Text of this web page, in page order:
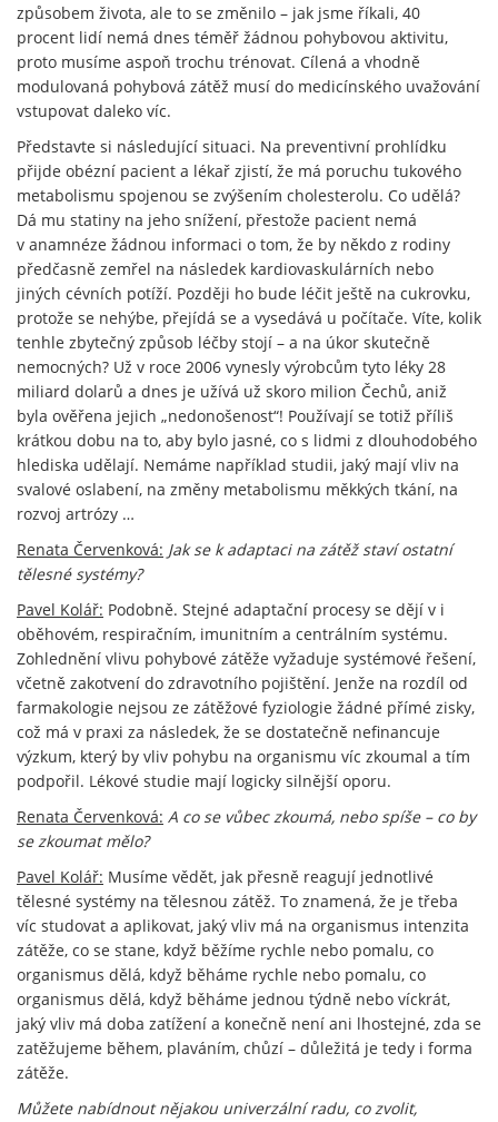
způsobem života, ale to se změnilo – jak jsme říkali, 40
procent lidí nemá dnes téměř žádnou pohybovou aktivitu,
proto musíme aspoň trochu trénovat. Cílená a vhodně
modulovaná pohybová zátěž musí do medicínského uvažování
vstupovat daleko víc.
Představte si následující situaci. Na preventivní prohlídku
přijde obézní pacient a lékař zjistí, že má poruchu tukového
metabolismu spojenou se zvýšením cholesterolu. Co udělá?
Dá mu statiny na jeho snížení, přestože pacient nemá
v anamnéze žádnou informaci o tom, že by někdo z rodiny
předčasně zemřel na následek kardiovaskulárních nebo
jiných cévních potíží. Později ho bude léčit ještě na cukrovku,
protože se nehýbe, přejídá se a vysedává u počítače. Víte, kolik
tenhle zbytečný způsob léčby stojí – a na úkor skutečně
nemocných? Už v roce 2006 vynesly výrobcům tyto léky 28
miliard dolarů a dnes je užívá už skoro milion Čechů, aniž
byla ověřena jejich „nedonošenost“! Používají se totiž příliš
krátkou dobu na to, aby bylo jasné, co s lidmi z dlouhodobého
hlediska udělají. Nemáme například studii, jaký mají vliv na
svalové oslabení, na změny metabolismu měkkých tkání, na
rozvoj artrózy …
Renata Červenková: Jak se k adaptaci na zátěž staví ostatní
tělesné systémy?
Pavel Kolář: Podobně. Stejné adaptační procesy se dějí v i
oběhovém, respiračním, imunitním a centrálním systému.
Zohlednění vlivu pohybové zátěže vyžaduje systémové řešení,
včetně zakotvení do zdravotního pojištění. Jenže na rozdíl od
farmakologie nejsou ze zátěžové fyziologie žádné přímé zisky,
což má v praxi za následek, že se dostatečně nefinancuje
výzkum, který by vliv pohybu na organismu víc zkoumal a tím
podpořil. Lékové studie mají logicky silnější oporu.
Renata Červenková: A co se vůbec zkoumá, nebo spíše – co by
se zkoumat mělo?
Pavel Kolář: Musíme vědět, jak přesně reagují jednotlivé
tělesné systémy na tělesnou zátěž. To znamená, že je třeba
víc studovat a aplikovat, jaký vliv má na organismus intenzita
zátěže, co se stane, když běžíme rychle nebo pomalu, co
organismus dělá, když běháme rychle nebo pomalu, co
organismus dělá, když běháme jednou týdně nebo víckrát,
jaký vliv má doba zatížení a konečně není ani lhostejné, zda se
zatěžujeme během, plaváním, chůzí – důležitá je tedy i forma
zátěže.
Můžete nabídnout nějakou univerzální radu, co zvolit,